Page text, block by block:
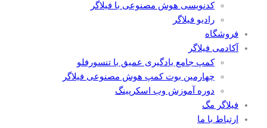
کدنویسی هوش مصنوعی با فیلاگر
رادیو فیلاگر
فروشگاه
آکادمی فیلاگر
کمپ جامع یادگیری عمیق با تنسورفلو
چهارمین بوت کمپ هوش مصنوعی فیلاگر
دوره آموزش وب اسکرپینگ
فیلاگر مگ
ارتباط با ما